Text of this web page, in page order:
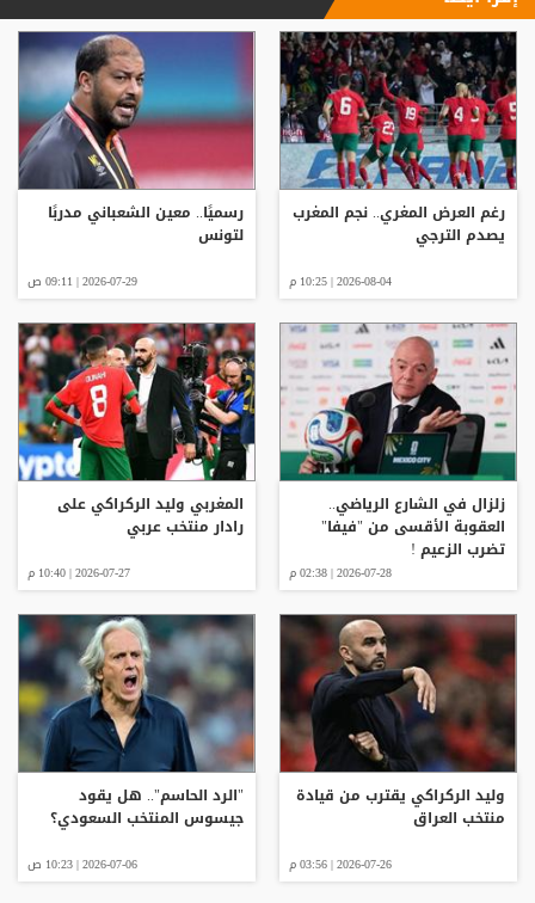
رغم العرض المغري.. نجم المغرب
يصدم الترجي
2026-08-04 | 10:25 م
رسميًا.. معين الشعباني مدربًا
لتونس
2026-07-29 | 09:11 ص
زلزال في الشارع الرياضي..
العقوبة الأقسى من "فيفا"
تضرب الزعيم !
2026-07-28 | 02:38 م
المغربي وليد الركراكي على
رادار منتخب عربي
2026-07-27 | 10:40 م
وليد الركراكي يقترب من قيادة
منتخب العراق
2026-07-26 | 03:56 م
"الرد الحاسم".. هل يقود
جيسوس المنتخب السعودي؟
2026-07-06 | 10:23 ص